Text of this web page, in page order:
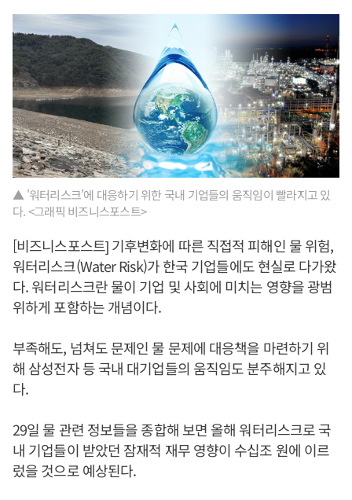
▲ '워터리스크'에 대응하기 위한 국내 기업들의 움직임이 빨라지고 있
다. <그래픽 비즈니스포스트>
[비즈니스포스트] 기후변화에 따른 직접적 피해인 물 위험,
워터리스크(Water Risk)가 한국 기업들에도 현실로 다가왔
다. 워터리스크란 물이 기업 및 사회에 미치는 영향을 광범
위하게 포함하는 개념이다.
부족해도, 넘쳐도 문제인 물 문제에 대응책을 마련하기 위
해 삼성전자 등 국내 대기업들의 움직임도 분주해지고 있
다.
29일 물 관련 정보들을 종합해 보면 올해 워터리스크로 국
내 기업들이 받았던 잠재적 재무 영향이 수십조 원에 이르
렀을 것으로 예상된다.